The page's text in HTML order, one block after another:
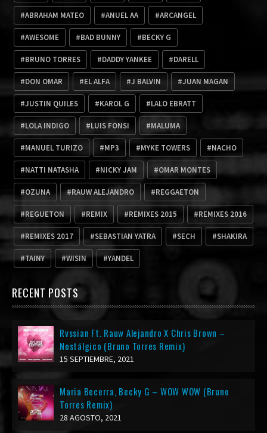
ABRAHAM MATEO ANUEL AA ARCANGEL
AWESOME BAD BUNNY BECKY G
BRUNO TORRES DADDY YANKEE DARELL
DON OMAR EL ALFA J BALVIN JUAN MAGAN
JUSTIN QUILES KAROL G LALO EBRATT
LOLA INDIGO LUIS FONSI MALUMA
MANUEL TURIZO MP3 MYKE TOWERS NACHO
NATTI NATASHA NICKY JAM OMAR MONTES
OZUNA RAUW ALEJANDRO REGGAETON
REGUETON REMIX REMIXES 2015 REMIXES 2016
REMIXES 2017 SEBASTIAN YATRA SECH SHAKIRA
TAINY WISIN YANDEL
RECENT POSTS
Rvssian Ft. Rauw Alejandro X Chris Brown –
Nostálgico (Bruno Torres Remix)
15 SEPTIEMBRE, 2021
Maria Becerra, Becky G – WOW WOW (Bruno
Torres Remix)
28 AGOSTO, 2021